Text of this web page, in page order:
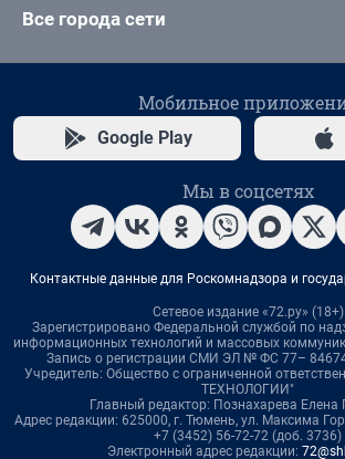
Все города сети
Мобильное
Google Play
Мы в соцсетях
Контактные данные для Роскомнадзора и
Сетевое издание «72.ру» (18+)
Зарегистрировано Федеральной службой по
информационных технологий и массовых
Запись о регистрации СМИ ЭЛ № ФС 77–
Учредитель: Общество с ограниченной
ТЕХНОЛОГИИ"
Главный редактор: Познахарева Елена
Адрес редакции: 625000, г. Тюмень, ул. Максима
+7 (3452) 56-72-72 (доб. 3736)
Электронный адрес редакции: